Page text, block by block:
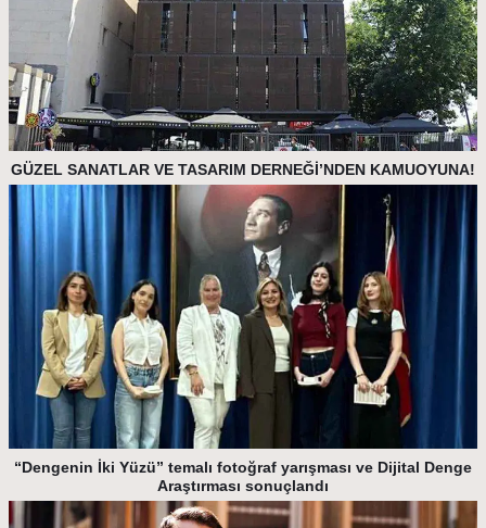
GÜZEL SANATLAR VE TASARIM DERNEĞİ’NDEN KAMUOYUNA!
“Dengenin İki Yüzü” temalı fotoğraf yarışması ve Dijital Denge
Araştırması sonuçlandı